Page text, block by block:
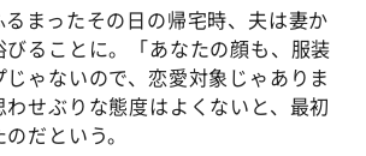
まったその日の帰宅時、夫は妻か
びることに。「あなたの顔も、服装
ゃないので、恋愛対象じゃありま
せぶりな態度はよくないと、最初
だという。